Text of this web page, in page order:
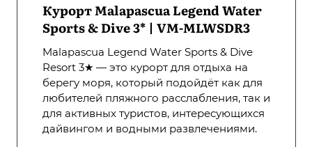
Курорт Malapascua Legend Water
Sports & Dive 3* | VM-MLWSDR3
Malapascua Legend Water Sports & Dive
Resort 3★ — это курорт для отдыха на
берегу моря, который подойдёт как для
любителей пляжного расслабления, так и
для активных туристов, интересующихся
дайвингом и водными развлечениями.